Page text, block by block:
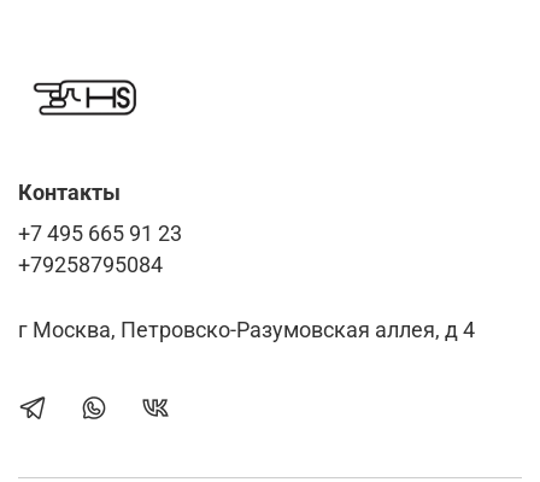
Контакты
+7 495 665 91 23
+79258795084
г Москва, Петровско-Разумовская аллея, д 4